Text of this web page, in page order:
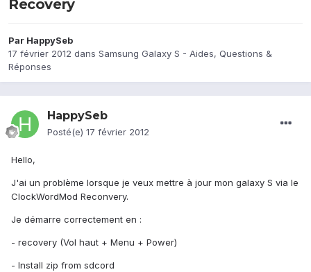
Recovery
Par HappySeb
17 février 2012 dans Samsung Galaxy S - Aides, Questions &
Réponses
HappySeb
Posté(e) 17 février 2012
Hello,
J'ai un problème lorsque je veux mettre à jour mon galaxy S via le
ClockWordMod Reconvery.
Je démarre correctement en :
- recovery (Vol haut + Menu + Power)
- Install zip from sdcord